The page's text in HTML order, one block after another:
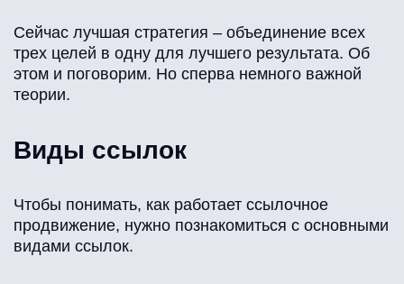
Сейчас лучшая стратегия – объединение всех
трех целей в одну для лучшего результата. Об
этом и поговорим. Но сперва немного важной
теории.
Виды ссылок
Чтобы понимать, как работает ссылочное
продвижение, нужно познакомиться с основными
видами ссылок.